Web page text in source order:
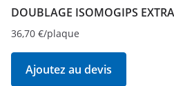
DE
PLATRE
DOUBLAGE ISOMOGIPS
36,70 €/plaque
Ajoutez au devis